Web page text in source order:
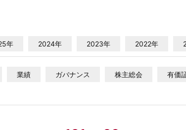
年 2024年 2023年 2022年
業績 ガバナンス 株主総会 有価